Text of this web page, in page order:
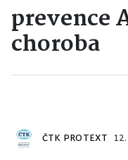
prevence
choroba
ČTK PROTEXT